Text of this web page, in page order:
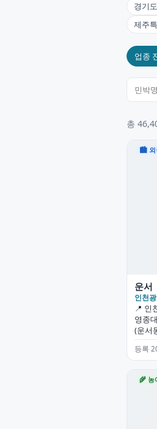
경기도
제주
업종
총
🏙 외
운서
인천
📍 인
영종
(운서
등록
🌾 농